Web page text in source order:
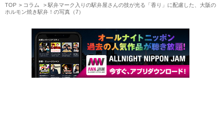
TOP コラム
駅弁マーク入りの駅弁屋さんの技が光る「香り」に配慮した、大阪の
ホルモン焼き駅弁！の写真（7）